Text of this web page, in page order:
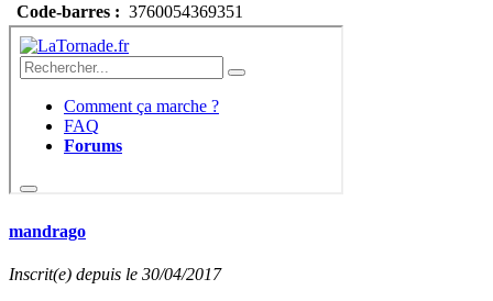
Code-barres : 3760054369351
mandrago
Inscrit(e) depuis le 30/04/2017